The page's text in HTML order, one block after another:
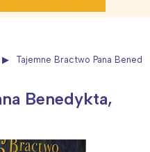
Tajemne Bractwo Pana
Benedykta,